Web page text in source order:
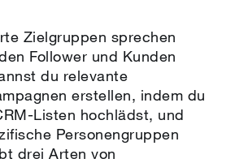
Zielgruppen sprechen
Follower und Kunden
du relevante
erstellen, indem du
Listen hochlädst, und
Personengruppen
drei Arten von